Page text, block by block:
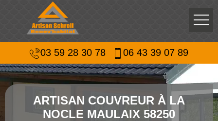
03 59 28 30 78 06 43 39 07 89
ARTISAN COUVREUR À LA
NOCLE MAULAIX 58250